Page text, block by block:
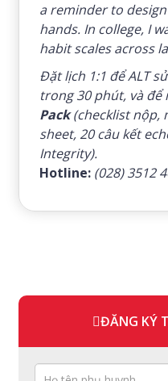
a reminder to
hands. In college, I
habit scales across
Đặt lịch 1:1 để ALT
trong 30 phút, và để
Pack(checklist nộp,
sheet, 20 câu kết
Integrity).
Hotline: (028) 3512
ĐĂNG KÝ